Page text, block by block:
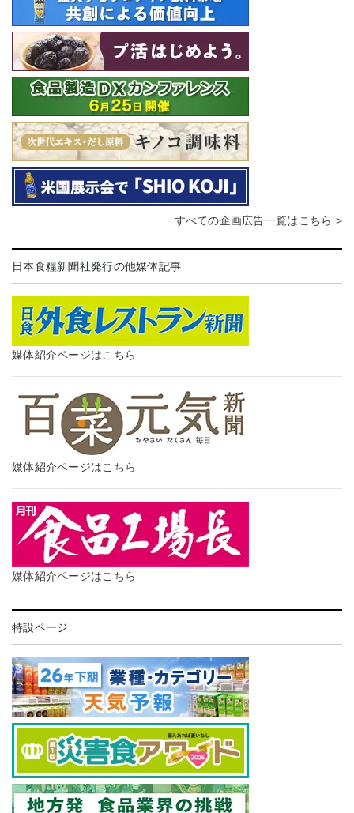
すべての企画広告一覧はこちら >
日本食糧新聞社発行の他媒体記事
媒体紹介ページはこちら
媒体紹介ページはこちら
媒体紹介ページはこちら
特設ページ